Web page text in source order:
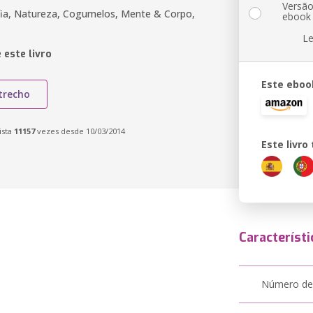
Natureza, Cogumelos, Mente & Corpo,
este livro
11157vezes desde 10/03/2014
ebook
Este
Este livro
Número